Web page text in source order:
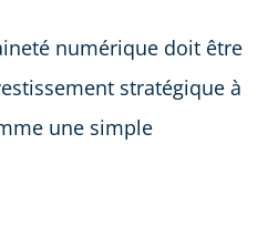
numérique doit être
stratégique à
une simple